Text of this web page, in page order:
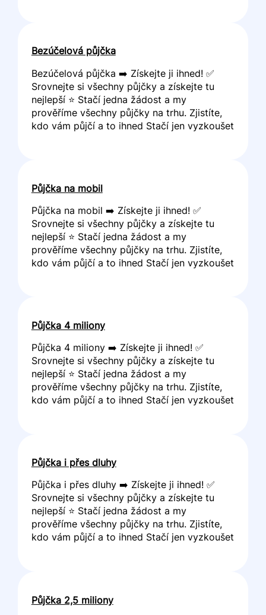
Bezúčelová půjčka
Bezúčelová půjčka ➡️ Získejte ji ihned! ✅
Srovnejte si všechny půjčky a získejte tu
nejlepší ⭐ Stačí jedna žádost a my
prověříme všechny půjčky na trhu. Zjistíte,
kdo vám půjčí a to ihned Stačí jen vyzkoušet
Půjčka na mobil
Půjčka na mobil ➡️ Získejte ji ihned! ✅
Srovnejte si všechny půjčky a získejte tu
nejlepší ⭐ Stačí jedna žádost a my
prověříme všechny půjčky na trhu. Zjistíte,
kdo vám půjčí a to ihned Stačí jen vyzkoušet
Půjčka 4 miliony
Půjčka 4 miliony ➡️ Získejte ji ihned! ✅
Srovnejte si všechny půjčky a získejte tu
nejlepší ⭐ Stačí jedna žádost a my
prověříme všechny půjčky na trhu. Zjistíte,
kdo vám půjčí a to ihned Stačí jen vyzkoušet
Půjčka i přes dluhy
Půjčka i přes dluhy ➡️ Získejte ji ihned! ✅
Srovnejte si všechny půjčky a získejte tu
nejlepší ⭐ Stačí jedna žádost a my
prověříme všechny půjčky na trhu. Zjistíte,
kdo vám půjčí a to ihned Stačí jen vyzkoušet
Půjčka 2,5 miliony